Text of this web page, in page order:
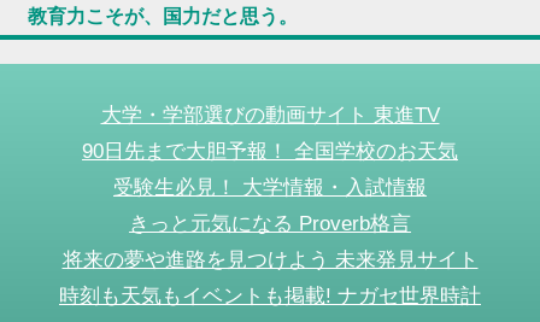
教育力こそが、国力だと思う。
大学・学部選びの動画サイト 東進TV
90日先まで大胆予報！ 全国学校のお天気
受験生必見！ 大学情報・入試情報
きっと元気になる Proverb格言
将来の夢や進路を見つけよう 未来発見サイト
時刻も天気もイベントも掲載! ナガセ世界時計